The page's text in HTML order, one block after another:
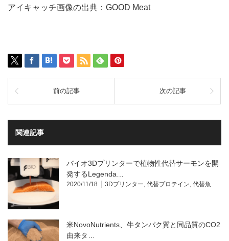
アイキャッチ画像の出典：GOOD Meat
前の記事 次の記事
関連記事
バイオ3Dプリンターで植物性代替サーモンを開
発するLegenda…
2020/11/18 3Dプリンター, 代替プロテイン, 代替魚
米NovoNutrients、牛タンパク質と同品質のCO2
由来タ…